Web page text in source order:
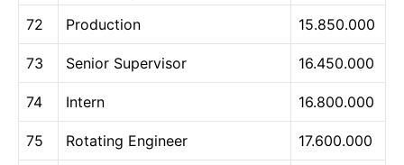
72 Production 15.850.000
73 Senior Supervisor 16.450.000
74 Intern 16.800.000
75 Rotating Engineer 17.600.000